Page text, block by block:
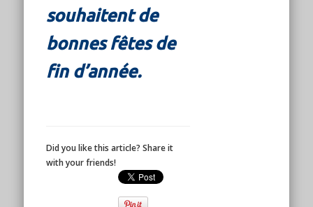
souhaitent de
bonnes fêtes de
fin d’année.
Did you like this article? Share it
with your friends!